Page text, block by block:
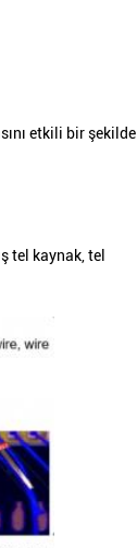
etkili bir şekilde
tel kaynak, tel